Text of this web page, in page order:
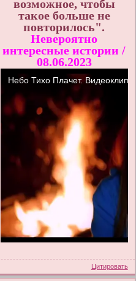
возможное, чтобы
такое больше не
повторилось".
Невероятно
интересные истории /
08.06.2023
Цитировать